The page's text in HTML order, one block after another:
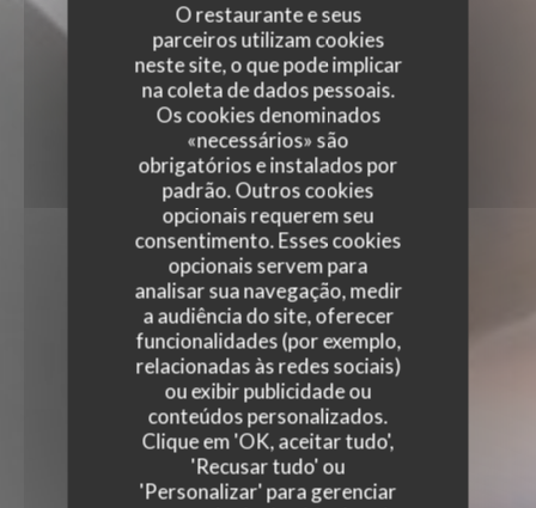
O restaurante e seus
parceiros utilizam cookies
neste site, o que pode implicar
na coleta de dados pessoais.
Os cookies denominados
«necessários» são
obrigatórios e instalados por
padrão. Outros cookies
opcionais requerem seu
consentimento. Esses cookies
opcionais servem para
analisar sua navegação, medir
a audiência do site, oferecer
funcionalidades (por exemplo,
relacionadas às redes sociais)
ou exibir publicidade ou
conteúdos personalizados.
Clique em 'OK, aceitar tudo',
'Recusar tudo' ou
'Personalizar' para gerenciar